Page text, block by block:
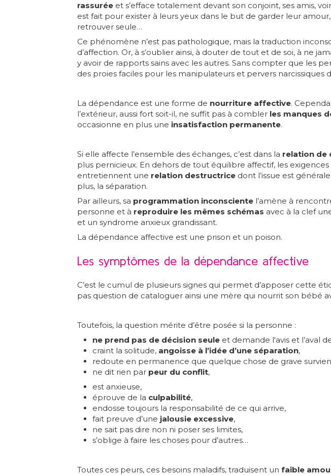
rassurée et s’efface totalement devant son conjoint, ses amis,
est fait pour exister à leurs yeux dans le but de garder leur
retrouver seule…
Ce phénomène n’est pas pathologique, mais la traduction
d’affection. Or, à s’oublier ainsi, à douter de tout et de soi, à ne
y avoir de rapports sains avec les autres. Sans compter que les
des proies faciles pour les manipulateurs et pervers narcissiques
La dépendance est une forme de nourriture affective.
l’extérieur, aussi fort soit-il, ne suffit pas à combler les manques
occasionne en plus une insatisfaction permanente.
Si elle affecte l’ensemble des échanges, c’est dans la relation de
plus pernicieux. En dehors de tout équilibre affectif, les
entretiennent une relation destructrice dont l’issue est
plus, la séparation.
Par ailleurs, sa programmation inconsciente l’amène à
personne et à reproduire les mêmes schémas avec à la clef
et un syndrome anxieux grandissant.
La dépendance affective est une prison et un poison.
Les symptômes de la dépendance affective
C’est le cumul de plusieurs signes qui permet d’apposer cette
pas question de cataloguer ainsi une mère qui nourrit son bébé
Toutefois, la question mérite d’être posée si la personne :
ne prend pas de décision seule et demande l'avis et l’aval
craint la solitude, angoisse à l’idée d’une séparation,
redoute en permanence que quelque chose de grave
ne dit rien par peur du conflit,
est anxieuse,
éprouve de la culpabilité,
endosse toujours la responsabilité de ce qui arrive,
fait preuve d’une jalousie excessive,
ne sait pas dire non ni poser ses limites,
s’oblige à faire les choses pour d’autres…
Toutes ces peurs, ces besoins maladifs, traduisent un faible